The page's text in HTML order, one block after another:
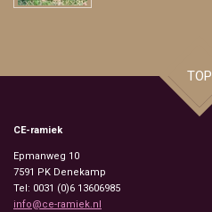
TOP
CE-ramiek
Epmanweg 10
7591 PK Denekamp
Tel: 0031 (0)6 13606985
info@ce-ramiek.nl